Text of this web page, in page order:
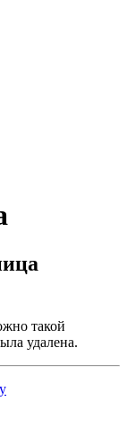
такой
удалена.